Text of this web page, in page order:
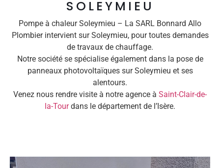
SOLEYMIEU
Pompe à chaleur Soleymieu – La SARL Bonnard Allo
Plombier intervient sur Soleymieu, pour toutes demandes
de travaux de chauffage.
Notre société se spécialise également dans la pose de
panneaux photovoltaïques sur Soleymieu et ses
alentours.
Venez nous rendre visite à notre agence à Saint-Clair-de-
la-Tourdans le département de l’Isère.